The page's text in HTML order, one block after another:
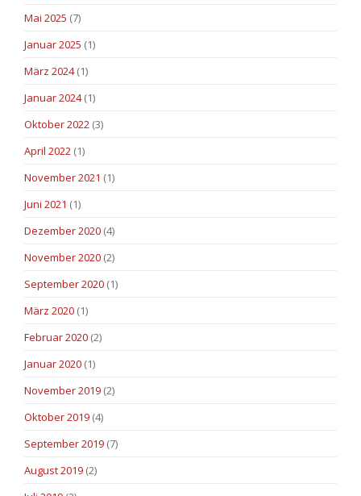
Mai 2025 (7)
Januar 2025 (1)
März 2024(1)
Januar 2024(1)
Oktober 2022 (3)
April 2022 (1)
November 2021 (1)
Juni 2021 (1)
Dezember 2020 (4)
November 2020 (2)
September 2020 (1)
März 2020 (1)
Februar 2020 (2)
Januar 2020 (1)
November 2019 (2)
Oktober 2019 (4)
September 2019 (7)
August 2019 (2)